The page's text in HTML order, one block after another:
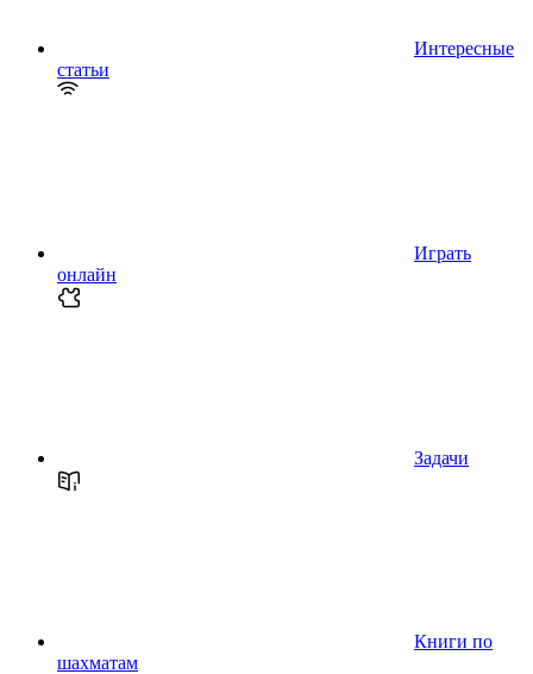
Интересные
статьи
Играть
онлайн
Задачи
Книги по
шахматам